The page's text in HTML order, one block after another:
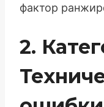
фактор
2.